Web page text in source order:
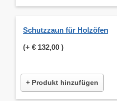
Schutzzaun für Holzöfen
(+ € 132,00 )
+ Produkt hinzufügen